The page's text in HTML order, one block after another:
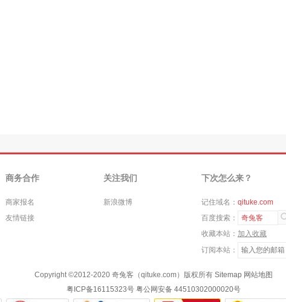
商务合作
商家报名
友情链接
关注我们
新浪微博
下次怎么来？
记住域名： qituke.com
百度搜索：
奇兔客
收藏本站： 加入收藏
订阅本站：
Copyright ©2012-2020 奇兔客（qituke.com）版权所有 Sitemap 网站地图
粤ICP备16115323号 粤公网安备 44510302000020号